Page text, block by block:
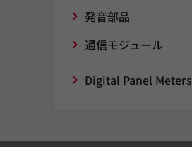
発音部品
通信モジュール
Digital Panel Meters